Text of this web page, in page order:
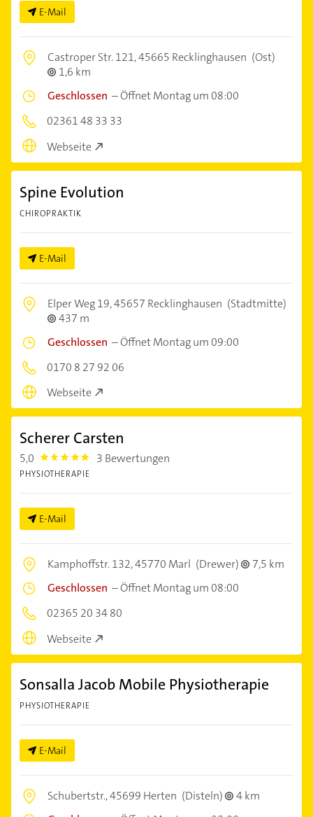
E-Mail
Castroper Str. 121,45665 Recklinghausen (Ost)
1,6 km
Geschlossen –Öffnet Montag um 08:00
02361 48 33 33
Webseite
Spine Evolution
CHIROPRAKTIK
E-Mail
Elper Weg 19,45657 Recklinghausen (Stadtmitte)
437 m
Geschlossen –Öffnet Montag um 09:00
0170 8 27 92 06
Webseite
Scherer Carsten
5,0 5.0 3 Bewertungen
PHYSIOTHERAPIE
E-Mail
Kamphoffstr. 132,45770 Marl (Drewer)
7,5 km
Geschlossen –Öffnet Montag um 08:00
02365 20 34 80
Webseite
Sonsalla Jacob Mobile Physiotherapie
PHYSIOTHERAPIE
E-Mail
Schubertstr.,45699 Herten (Disteln)
4 km